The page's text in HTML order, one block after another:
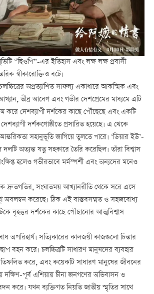
“ছিওপি”-এর ইতিহাস এবং লক্ষ লক্ষ প্রবাসী
স্বীকারোক্তিও বটে।
অপ্রত্যাশিত সাফল্য একাধারে আকস্মিক এবং
আখ্যান, তীব্র আবেগ এবং গভীর দেশপ্রেমের মাধ্যমে এটি
করে দেশব্যাপী দর্শকের কাছে পৌঁছেছে এবং একটি
দেশব্যাপী দর্শকগোষ্ঠীতে প্রসারিত হয়েছে। এ থেকে
সহানুভূতি জাগিয়ে তুলতে পারে। ‘ডিয়ার ইউ’-
অত্যন্ত যত্ন সহকারে তৈরি করেছিল। তাঁরা বিশ্বাস
হলেও গভীরভাবে মর্মস্পর্শী এবং অন্যদের মনেও
দ্রুতগতির, সংঘাতময় আখ্যানরীতি থেকে সরে এসে
অবলম্বন করেছে। ঠিক এই বাস্তবসম্মত ও সহজবোধ্য
বৃহত্তর দর্শকের কাছে পৌঁছানোর আত্মবিশ্বাস
অপরিহার্য। সত্যিকারের কালজয়ী কাজগুলো চিন্তার
বহন করে। চলচ্চিত্রটি সাধারণ মানুষদের ব্যবহার
করে, এবং কয়েকটি সাধারণ মানুষের জীবনের
দক্ষিণ-পূর্ব এশিয়ায় চীনা জনগণের অভিবাসন ও
করে। যখন ব্যক্তিগত নিয়তি জাতীয় স্মৃতির সাথে